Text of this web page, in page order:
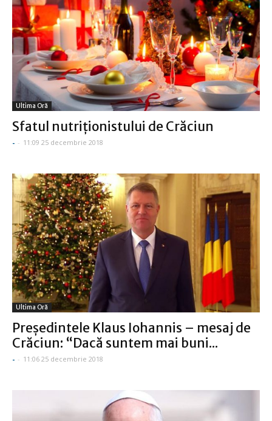
Ultima Oră
Sfatul nutriţionistului de Crăciun
- - 11:09 25 decembrie 2018
Ultima Oră
Preşedintele Klaus Iohannis – mesaj de
Crăciun: “Dacă suntem mai buni...
- - 11:06 25 decembrie 2018